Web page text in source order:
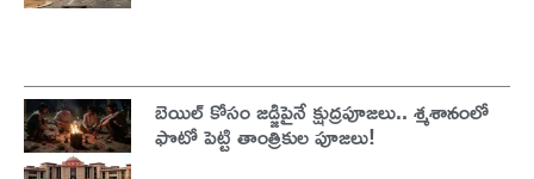
బెయిల్ కోసం జడ్జిపైనే క్షుద్రపూజలు.. శ్మశానంలో
ఫొటో పెట్టి తాంత్రికుల పూజలు!